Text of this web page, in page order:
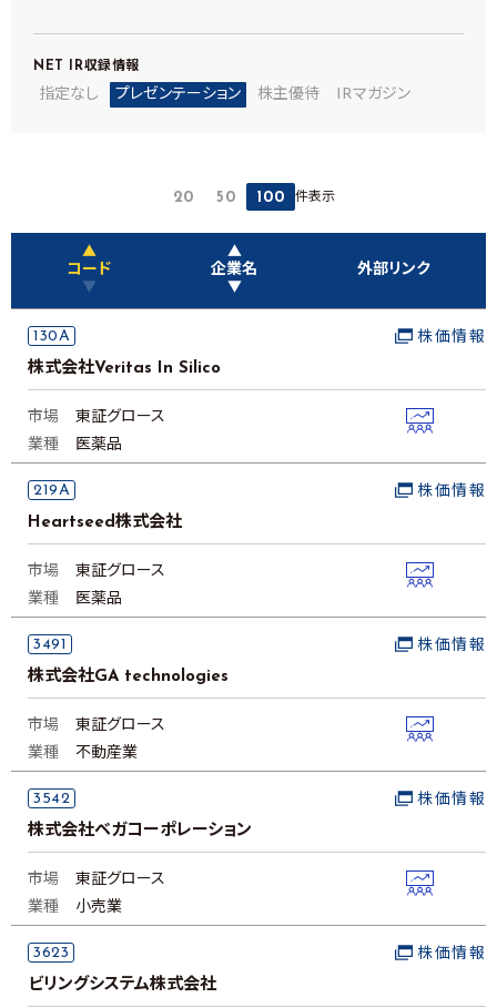
NET IR収録情報
指定なし プレゼンテーション 株主優待 IRマガジン
20 50 100 件表示
▲
コード
▼
▲
企業名
▼
外部リンク
130A
株式会社Veritas In Silico
株価情報
市場
東証グロース
業種
医薬品
219A
Heartseed株式会社
株価情報
市場
東証グロース
業種
医薬品
3491
株式会社GA technologies
株価情報
市場
東証グロース
業種
不動産業
3542
株式会社ベガコーポレーション
株価情報
市場
東証グロース
業種
小売業
3623
ビリングシステム株式会社
株価情報